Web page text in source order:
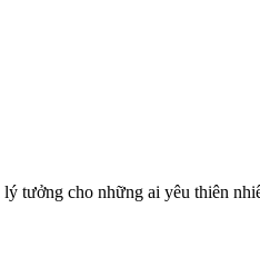
tưởng cho những ai yêu thiên